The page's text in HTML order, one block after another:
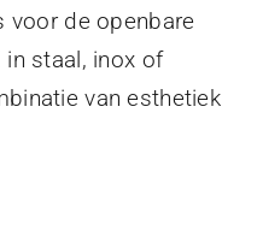
voor de openbare
staal, inox of
van esthetiek